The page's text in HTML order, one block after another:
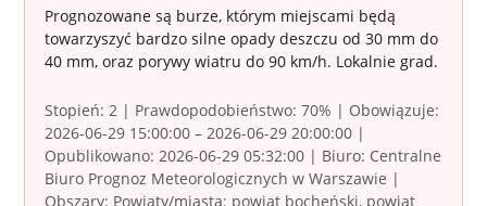
Prognozowane są burze, którym miejscami będą
towarzyszyć bardzo silne opady deszczu od 30 mm do
40 mm, oraz porywy wiatru do 90 km/h. Lokalnie grad.
Stopień: 2 | Prawdopodobieństwo: 70% | Obowiązuje:
2026-06-29 15:00:00 – 2026-06-29 20:00:00 |
Opublikowano: 2026-06-29 05:32:00 | Biuro: Centralne
Biuro Prognoz Meteorologicznych w Warszawie |
Obszary: Powiaty/miasta: powiat bocheński, powiat